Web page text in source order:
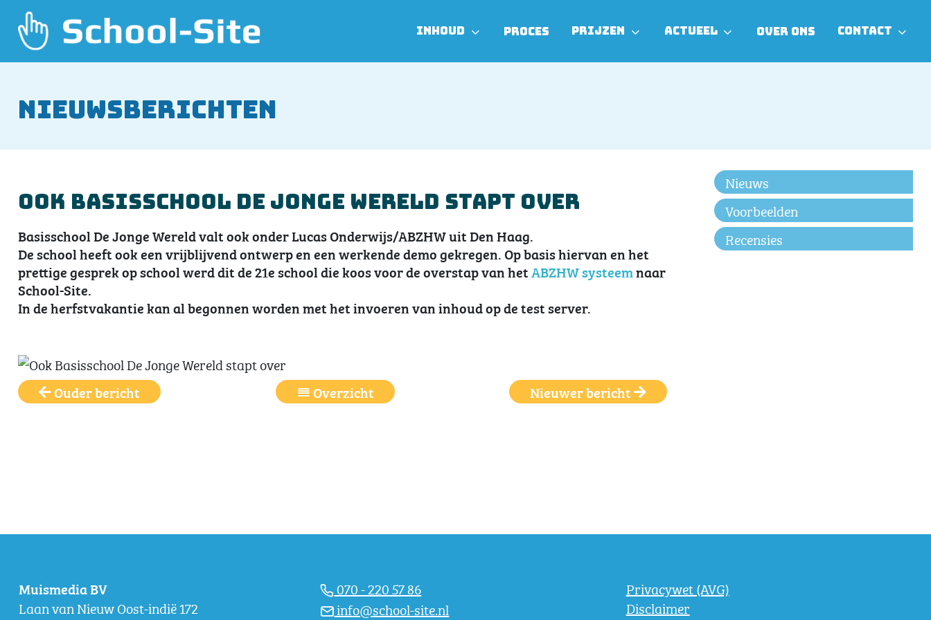
INHOUD PROCES PRIJZEN ACTUEEL OVER ONS CONTACT
Nieuwsberichten
Ook Basisschool De Jonge Wereld stapt over
Basisschool De Jonge Wereld valt ook onder Lucas Onderwijs/ABZHW uit Den Haag.
De school heeft ook een vrijblijvend ontwerp en een werkende demo gekregen. Op basis hiervan en het
prettige gesprek op school werd dit de 21e school die koos voor de overstap van hetABZHW systeemnaar
School-Site.
In de herfstvakantie kan al begonnen worden met het invoeren van inhoud op de test server.
Ouder bericht Overzicht Nieuwer bericht
Nieuws
Voorbeelden
Recensies
Muismedia BV
Laan van Nieuw Oost-indië 172
070 - 220 57 86
info@school-site.nl
Privacywet (AVG)
Disclaimer